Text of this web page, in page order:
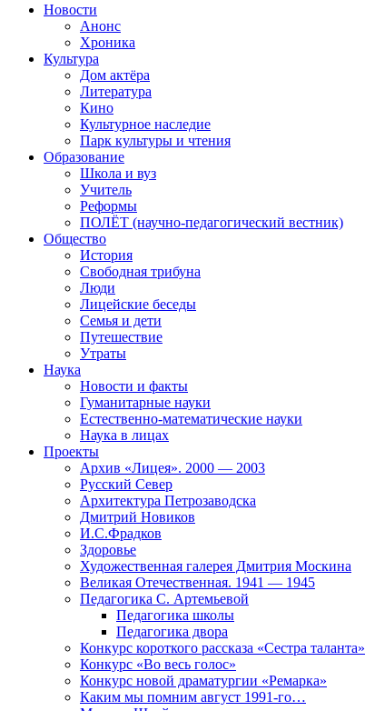
Новости
Анонс
Хроника
Культура
Дом актёра
Литература
Кино
Культурное наследие
Парк культуры и чтения
Образование
Школа и вуз
Учитель
Реформы
ПОЛЁТ (научно-педагогический вестник)
Общество
История
Свободная трибуна
Люди
Лицейские беседы
Семья и дети
Путешествие
Утраты
Наука
Новости и факты
Гуманитарные науки
Естественно-математические науки
Наука в лицах
Проекты
Архив «Лицея». 2000 — 2003
Русский Север
Архитектура Петрозаводска
Дмитрий Новиков
И.С.Фрадков
Здоровье
Художественная галерея Дмитрия Москина
Великая Отечественная. 1941 — 1945
Педагогика С. Артемьевой
Педагогика школы
Педагогика двора
Конкурс короткого рассказа «Сестра таланта»
Конкурс «Во весь голос»
Конкурс новой драматургии «Ремарка»
Каким мы помним август 1991-го…